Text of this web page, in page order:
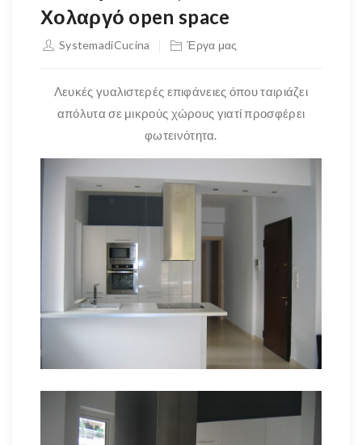
Χολαργό open space
SystemadiCucina Έργα μας
Λευκές γυαλιστερές επιφάνειες όπου ταιριάζει
απόλυτα σε μικρούς χώρους γιατί προσφέρει
φωτεινότητα.